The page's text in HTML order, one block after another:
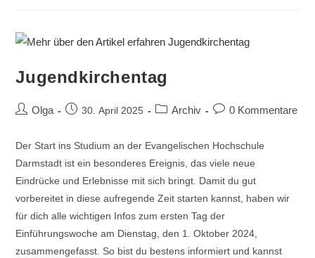
Jugendkirchentag
Olga 30. April 2025 Archiv 0 Kommentare
Der Start ins Studium an der Evangelischen Hochschule
Darmstadt ist ein besonderes Ereignis, das viele neue
Eindrücke und Erlebnisse mit sich bringt. Damit du gut
vorbereitet in diese aufregende Zeit starten kannst, haben wir
für dich alle wichtigen Infos zum ersten Tag der
Einführungswoche am Dienstag, den 1. Oktober 2024,
zusammengefasst. So bist du bestens informiert und kannst